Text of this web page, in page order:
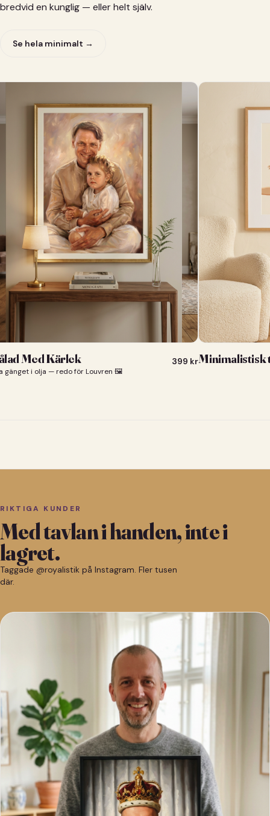
bredvid en kunglig — eller helt själv.
Se hela minimalt →
Med Kärlek
gänget i olja — redo för Louvren 🖼️
399 krMinimalistisk
RIKTIGA KUNDER
Med tavlan i handen, inte i
lagret.
Taggade @royalistik på Instagram. Fler tusen
där.